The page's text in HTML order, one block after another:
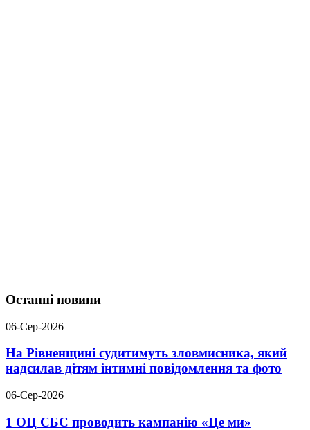
Останні новини
06-Сер-2026
На Рівненщині судитимуть зловмисника, який
надсилав дітям інтимні повідомлення та фото
06-Сер-2026
1 ОЦ СБС проводить кампанію «Це ми»